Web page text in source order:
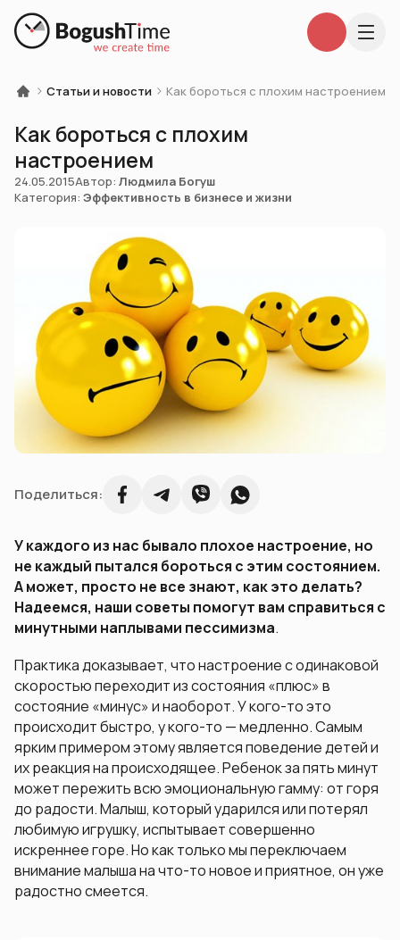
Статьи и новости Как бороться с плохим настроением
Как бороться с плохим
настроением
24.05.2015Автор: Людмила Богуш
Категория: Эффективность в бизнесе и жизни
Поделиться:
У каждого из нас бывало плохое настроение, но
не каждый пытался бороться с этим состоянием.
А может, просто не все знают, как это делать?
Надеемся, наши советы помогут вам справиться с
минутными наплывами пессимизма.
Практика доказывает, что настроение с одинаковой
скоростью переходит из состояния «плюс» в
состояние «минус» и наоборот. У кого-то это
происходит быстро, у кого-то — медленно. Самым
ярким примером этому является поведение детей и
их реакция на происходящее. Ребенок за пять минут
может пережить всю эмоциональную гамму: от горя
до радости. Малыш, который ударился или потерял
любимую игрушку, испытывает совершенно
искреннее горе. Но как только мы переключаем
внимание малыша на что-то новое и приятное, он уже
радостно смеется.